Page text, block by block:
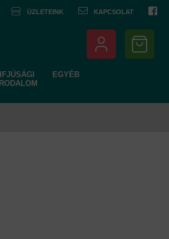
ÜZLETEINK KAPCSOLAT
IFJÚSÁGI
IRODALOM
EGYÉB